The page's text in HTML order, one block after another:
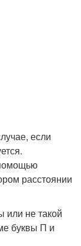
если
расстоянии
или не такой
буквы П и